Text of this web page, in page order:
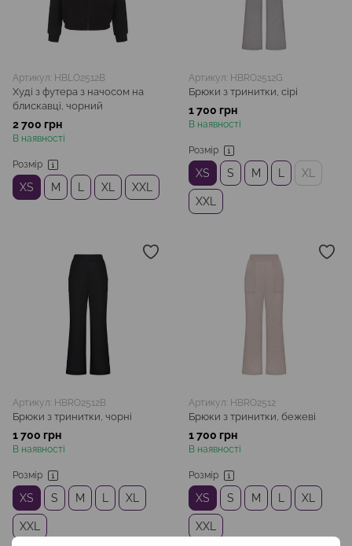
Артикул: HBLO2512B
Худі з футера з начосом на
блискавці, чорний
2 700 грн
В наявності
Розмір
XS M XL XXL
Артикул: HBRO2512G
Брюки з тринитки, сірі
1 700 грн
В наявності
Розмір
XS S M XL
XXL
Артикул: HBRO2512B
Брюки з тринитки, чорні
1 700 грн
В наявності
Розмір
XS S M XL
XXL
Артикул: HBRO2512
Брюки з тринитки, бежеві
1 700 грн
В наявності
Розмір
XS S M XL
XXL